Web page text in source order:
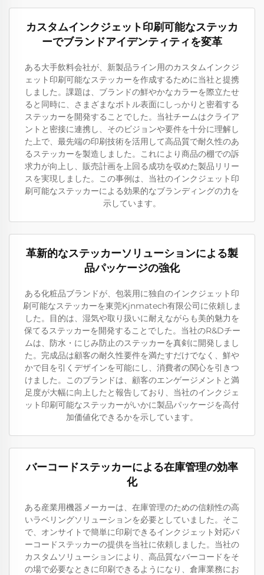
カスタムインクジェット印刷可能なステッカ
ーでブランドアイデンティティを変革
ある大手飲料会社が、新製品ライン用のカスタムインクジ
ェット印刷可能なステッカーを作成するために当社と提携
しました。課題は、ブランドの鮮やかなカラーを際立たせ
ると同時に、さまざまなボトル表面にしっかりと密着する
ステッカーを開発することでした。当社チームはクライア
ントと密接に連携し、そのビジョンや要件を十分に理解し
た上で、最先端の印刷技術を活用して高品質で耐久性のあ
るステッカーを製造しました。これにより商品の棚での訴
求力が向上し、販売計画を上回る成功を収めた製品リリー
スを実現しました。この事例は、当社のインクジェット印
刷可能なステッカーによる効果的なブランディングの力を
示しています。
革新的なステッカーソリューションによる製
品パッケージの強化
ある化粧品ブランドが、包装用に独自のインクジェット印
刷可能なステッカーを東莞Kjnmatech有限公司に依頼しま
した。目的は、湿気や取り扱いに耐えながらも美的魅力を
保てるステッカーを開発することでした。当社のR&Dチー
ムは、防水・にじみ防止のステッカーを真剣に開発しまし
た。完成品は顧客の耐久性要件を満たすだけでなく、鮮や
かで目を引くデザインを可能にし、消費者の関心を引きつ
けました。このブランドは、顧客のエンゲージメントと満
足度が大幅に向上したと報告しており、当社のインクジェ
ット印刷可能なステッカーがいかに製品パッケージを高付
加価値化できるかを示しています。
バーコードステッカーによる在庫管理の効率
化
ある産業用機器メーカーは、在庫管理のための信頼性の高
いラベリングソリューションを必要としていました。そこ
で、オンサイトで簡単に印刷できるインクジェット対応バ
ーコードステッカーの提供を当社に依頼しました。当社の
カスタムソリューションにより、高品質なバーコードをそ
の場で必要なときに印刷できるようになり、倉庫業務にお